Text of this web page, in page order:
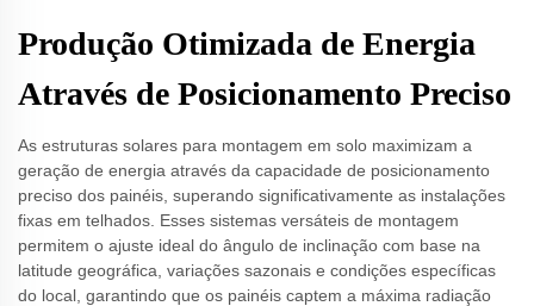
Produção Otimizada de Energia
Através de Posicionamento Preciso
As estruturas solares para montagem em solo maximizam a
geração de energia através da capacidade de posicionamento
preciso dos painéis, superando significativamente as instalações
fixas em telhados. Esses sistemas versáteis de montagem
permitem o ajuste ideal do ângulo de inclinação com base na
latitude geográfica, variações sazonais e condições específicas
do local, garantindo que os painéis captem a máxima radiação